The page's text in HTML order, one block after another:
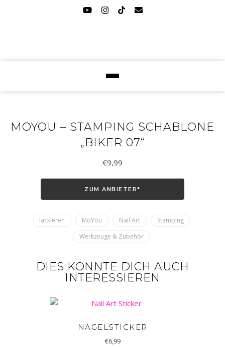
MOYOU – STAMPING SCHABLONE
„BIKER 07“
€9,99
ZUM ANBIETER*
lackieren MoYou Nail Art
Stamping
Werkzeuge & Zubehör
DIES KÖNNTE DICH AUCH
INTERESSIEREN
NAGELSTICKER
€6,99